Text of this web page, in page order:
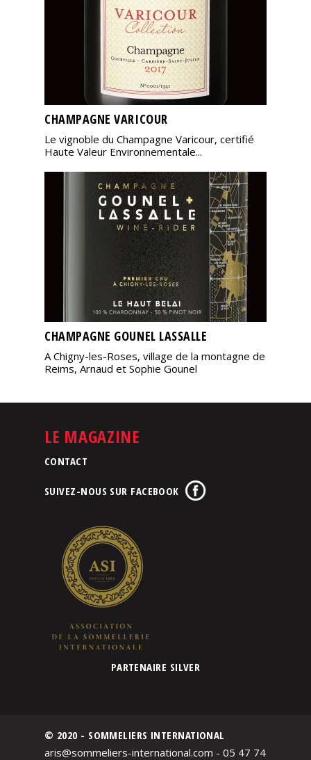
CHAMPAGNE VARICOUR
Le vignoble du Champagne Varicour, certifié
Haute Valeur Environnementale...
CHAMPAGNE GOUNEL LASSALLE
A Chigny-les-Roses, village de la montagne de
Reims, Arnaud et Sophie Gounel
LE MAGAZINE
CONTACT
SUIVEZ-NOUS SUR FACEBOOK
PARTENAIRE SILVER
© 2020 - SOMMELIERS INTERNATIONAL
aris@sommeliers-international.com - 05 47 74